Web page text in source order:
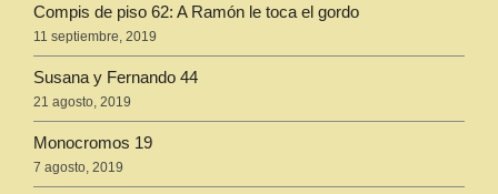
Compis de piso 62: A Ramón le toca el gordo
11 septiembre, 2019
Susana y Fernando 44
21 agosto, 2019
Monocromos 19
7 agosto, 2019